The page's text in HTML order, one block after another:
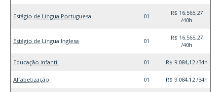
Estágio de Língua Portuguesa 01
R$ 16.565,27
/40h
Estágio de Língua Inglesa 01
R$ 16.565,27
/40h
Educação Infantil 01 R$ 9.084,12 /34h
Alfabetização 01 R$ 9.084,12 /34h